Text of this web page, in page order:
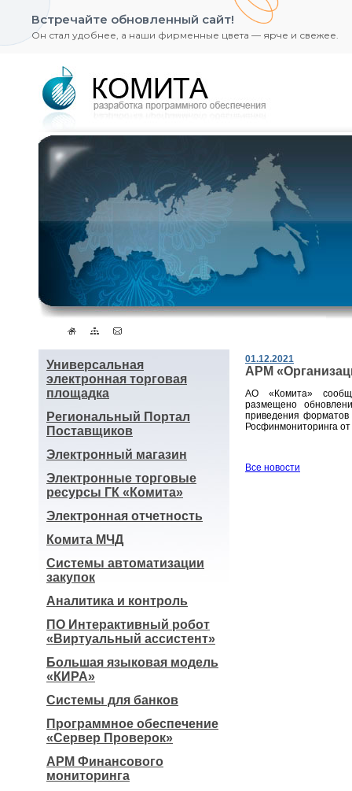
Встречайте обновленный сайт!
Он стал удобнее, а наши фирменные цвета — ярче и свежее.
Универсальная
электронная торговая
площадка
Региональный Портал
Поставщиков
Электронный магазин
Электронные торговые
ресурсы ГК «Комита»
Электронная отчетность
Комита МЧД
Системы автоматизации
закупок
Аналитика и контроль
ПО Интерактивный робот
«Виртуальный ассистент»
Большая языковая модель
«КИРА»
Системы для банков
Программное обеспечение
«Сервер Проверок»
АРМ Финансового
мониторинга
01.12.2021
АРМ
АО «Комита»
размещено
приведения
Росфинмониторинга
Все новости